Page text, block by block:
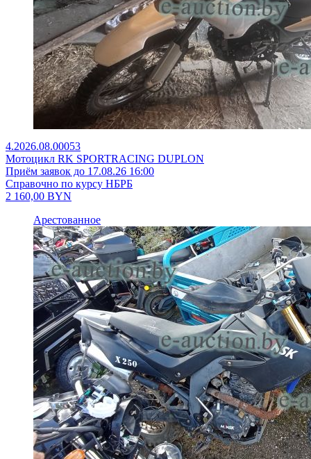
4.2026.08.00053
Мотоцикл RK SPORTRACING DUPLON
Приём заявок до 17.08.26 16:00
Справочно по курсу НБРБ
2 160,00 BYN
Арестованное